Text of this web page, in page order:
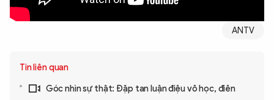
ANTV
Tin liên quan
Góc nhìn sự thật: Đập tan luận điệu vô học, điên